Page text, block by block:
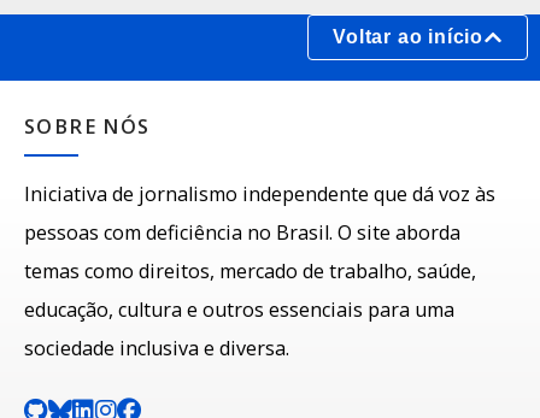
Voltar ao início
SOBRE NÓS
Iniciativa de jornalismo independente que dá voz às
pessoas com deficiência no Brasil. O site aborda
temas como direitos, mercado de trabalho, saúde,
educação, cultura e outros essenciais para uma
sociedade inclusiva e diversa.